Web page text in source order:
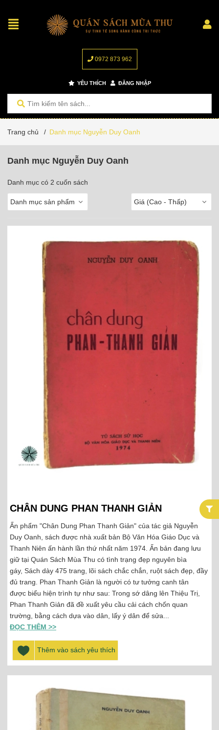
0972 873 962
YÊU THÍCH ĐĂNG NHẬP
Trang chủ / Danh mục Nguyễn Duy Oanh
Danh mục Nguyễn Duy Oanh
Danh mục có 2 cuốn sách
Danh mục sản phẩm Giá (Cao - Thấp)
CHÂN DUNG PHAN THANH GIẢN
Ấn phẩm "Chân Dung Phan Thanh Giản" của tác giả Nguyễn
Duy Oanh, sách được nhà xuất bản Bộ Văn Hóa Giáo Dục và
Thanh Niên ấn hành lần thứ nhất năm 1974. Ấn bản đang lưu
giữ tại Quán Sách Mùa Thu có tình trạng đẹp nguyên bìa
gáy, Sách dày 475 trang, lõi sách chắc chắn, ruột sách đẹp, đầy
đủ trang. Phan Thanh Giản là người có tư tưởng canh tân
được biểu hiện trình tự như sau: Trong sớ dâng lên Thiệu Trị,
Phan Thanh Giản đã đề xuất yêu cầu cải cách chốn quan
trường, bằng cách dựa vào dân, lấy ý dân để sửa...
ĐỌC THÊM >>
Thêm vào sách yêu thích